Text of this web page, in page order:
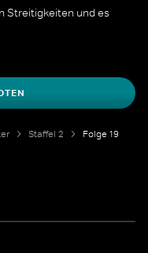
Streitigkeiten und es
Staffel 2 Folge 19